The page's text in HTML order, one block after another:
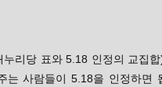
리당 표와 5.18 인정의 교집
는 사람들이 5.18을 인정하면